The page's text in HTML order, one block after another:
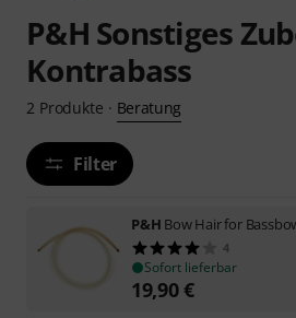
P&H Sonstiges
Kontrabass
2 Produkte · Beratung
Filter
P&H Bow Hair for
4
Sofort lieferbar
19,90€